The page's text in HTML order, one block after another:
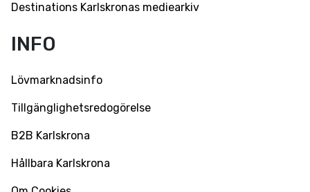
Destinations Karlskronas mediearkiv
INFO
Lövmarknadsinfo
Tillgänglighetsredogörelse
B2B Karlskrona
Hållbara Karlskrona